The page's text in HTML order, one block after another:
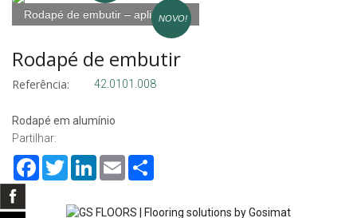
Rodapé de embutir – aplicações
NOVO!
Rodapé de embutir
Referência: 42.0101.008
Rodapé em alumínio
Partilhar:
FacebookTwitterLinkedInEmail